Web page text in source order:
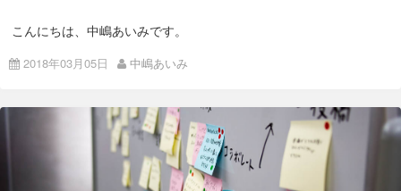
こんにちは、中嶋あいみです。
ークショップを開催しました！
Design Sprint (デザインスプ
リント) って？
2018年03月05日 中嶋あいみ